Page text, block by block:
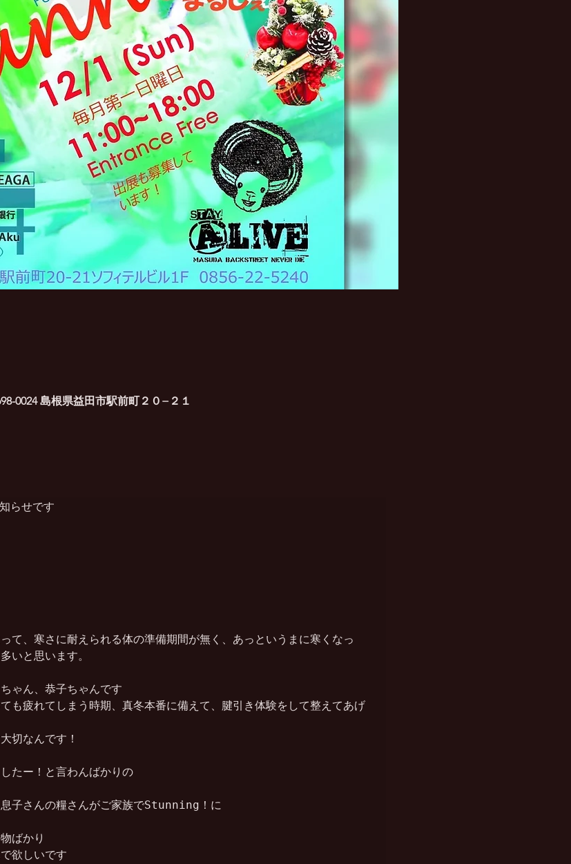
0024 島根県益田市駅前町２０−２１
らせです
て、寒さに耐えられる体の準備期間が無く、あっというまに寒くなっ
いと思います。
ゃん、恭子ちゃんです
も疲れてしまう時期、真冬本番に備えて、腱引き体験をして整えてあげ
切なんです！
たー！と言わんばかりの
子さんの糧さんがご家族でStunning！に
ばかり
欲しいです